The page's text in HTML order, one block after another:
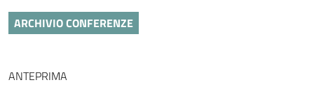
ARCHIVIO CONFERENZE
ANTEPRIMA